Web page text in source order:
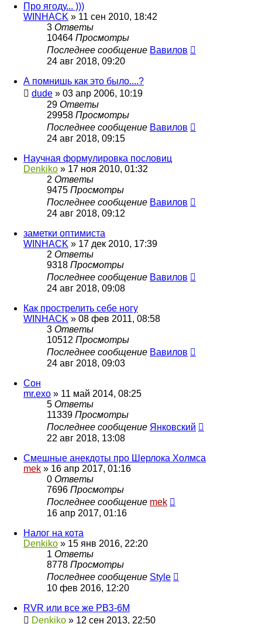
Про ягоду... )))
WINHACK » 11 сен 2010, 18:42
3 Ответы
10464 Просмотры
Последнее сообщение Вавилов
24 авг 2018, 09:20
А помнишь как это было....?
dude » 03 апр 2006, 10:19
29 Ответы
29958 Просмотры
Последнее сообщение Вавилов
24 авг 2018, 09:15
Научная формулировка пословиц
Denkiko » 17 ноя 2010, 01:32
2 Ответы
9475 Просмотры
Последнее сообщение Вавилов
24 авг 2018, 09:12
заметки оптимиста
WINHACK » 17 дек 2010, 17:39
2 Ответы
9318 Просмотры
Последнее сообщение Вавилов
24 авг 2018, 09:08
Как прострелить себе ногу
WINHACK » 08 фев 2011, 08:58
3 Ответы
10512 Просмотры
Последнее сообщение Вавилов
24 авг 2018, 09:03
Сон
mr.exo » 11 май 2014, 08:25
5 Ответы
11339 Просмотры
Последнее сообщение Янковский
22 авг 2018, 13:08
Смешные анекдоты про Шерлока Холмса
mek » 16 апр 2017, 01:16
0 Ответы
7696 Просмотры
Последнее сообщение mek
16 апр 2017, 01:16
Налог на кота
Denkiko » 15 янв 2016, 22:20
1 Ответы
8778 Просмотры
Последнее сообщение Style
10 фев 2016, 12:20
RVR или все же РВЗ-6М
Denkiko » 12 сен 2013, 22:50